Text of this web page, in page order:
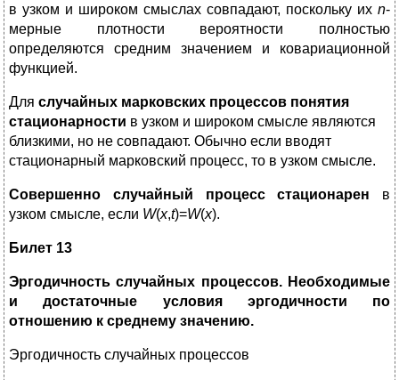
в узком и широком смыслах совпадают, поскольку их n-
мерные плотности вероятности полностью
определяются средним значением и ковариационной
функцией.
Для случайных марковских процессов понятия
стационарности в узком и широком смысле являются
близкими, но не совпадают. Обычно если вводят
стационарный марковский процесс, то в узком смысле.
Совершенно случайный процесс стационарен в
узком смысле, если W(x,t)=W(x).
Билет 13
Эргодичность случайных процессов. Необходимые
и достаточные условия эргодичности по
отношению к среднему значению.
Эргодичность случайных процессов